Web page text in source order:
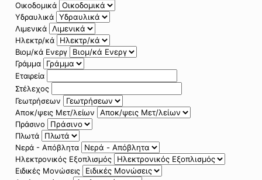
Οικοδομικά
Υδραυλικά
Λιμενικά
Ηλεκτρ/κά
Βιομ/κά Ενεργ
Γράμμα
Εταιρεία
Στέλεχος
Γεωτρήσεων
Αποκ/ψεις Μετ/λείων
Πράσινο
Πλωτά
Νερά - Απόβλητα
Ηλεκτρονικός Εξοπλισμός
Ειδικές Μονώσεις